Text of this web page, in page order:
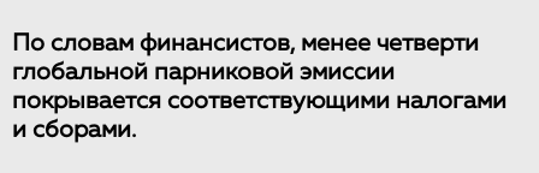
По словам финансистов, менее четверти
глобальной парниковой эмиссии
покрывается соответствующими налогами
и сборами.